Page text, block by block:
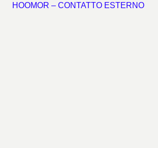
HOOMOR – CONTATTO ESTERNO